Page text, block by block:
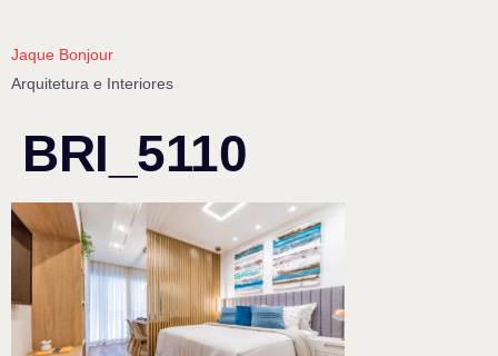
Jaque Bonjour
Arquitetura e Interiores
BRI_5110